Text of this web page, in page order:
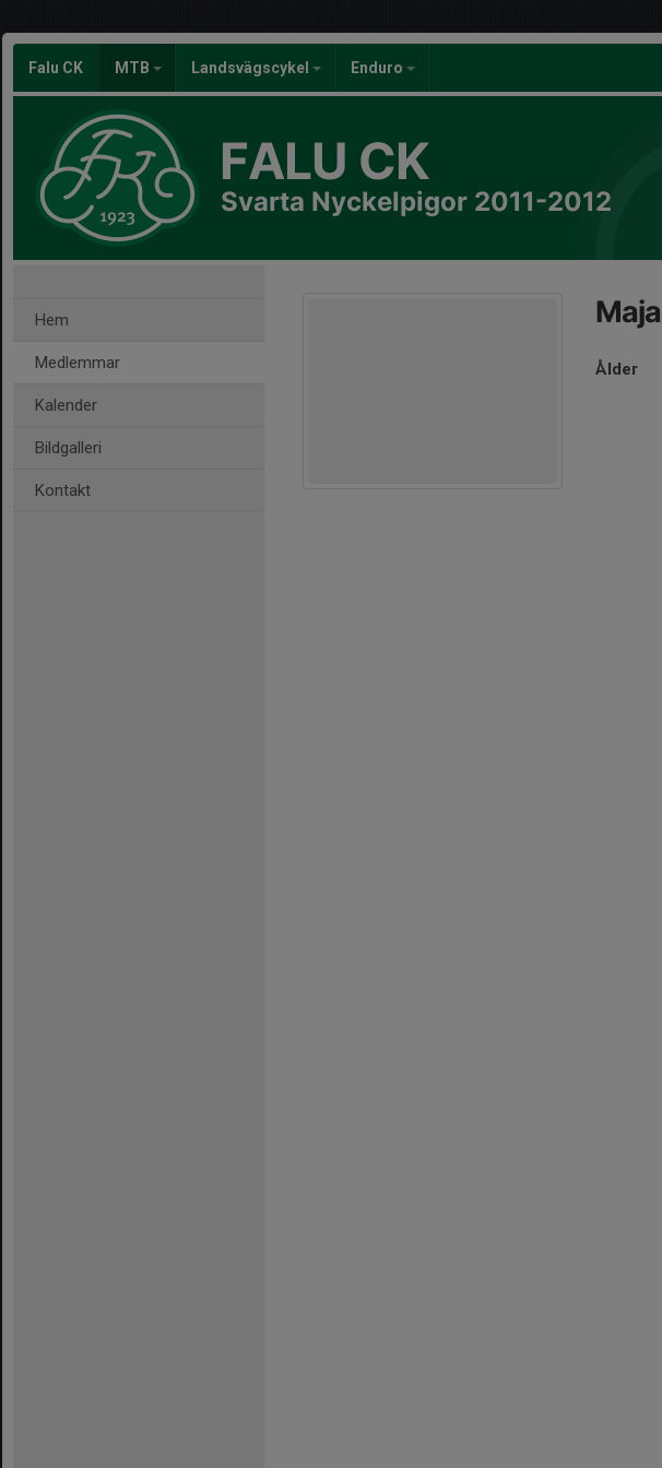
Falu CK MTB Landsvägscykel Enduro
FALU CK
Svarta Nyckelpigor 2011-2012
Hem
Medlemmar
Kalender
Bildgalleri
Kontakt
Ålder